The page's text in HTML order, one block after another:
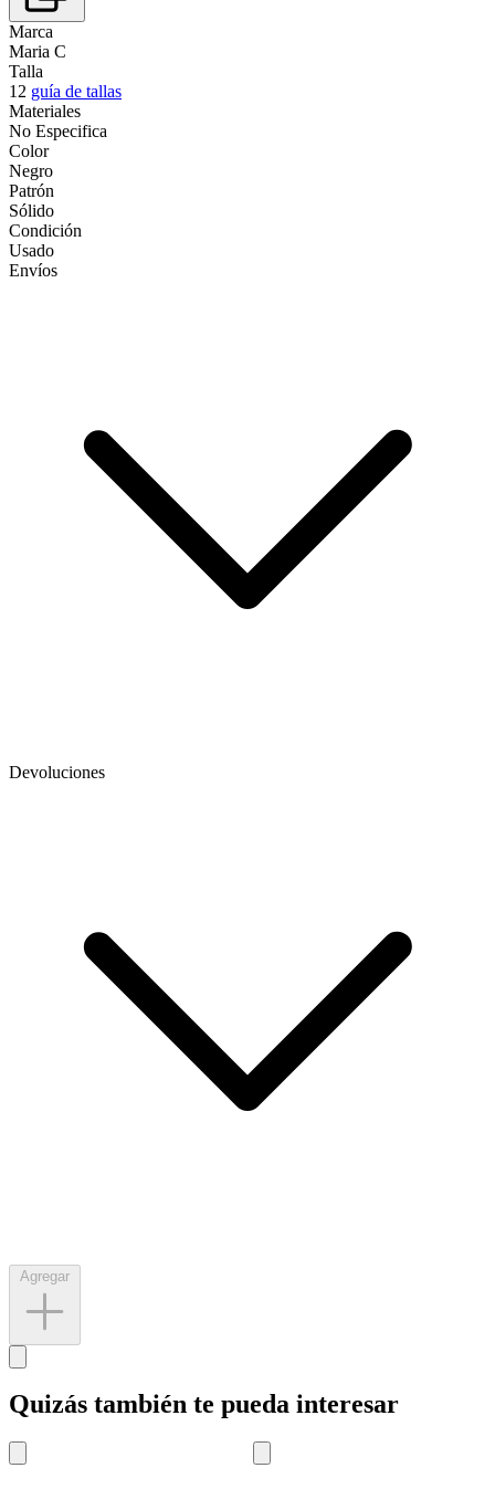
Marca
Maria C
Talla
12 guía de tallas
Materiales
No Especifica
Color
Negro
Patrón
Sólido
Condición
Usado
Envíos
Devoluciones
Quizás también te pueda interesar